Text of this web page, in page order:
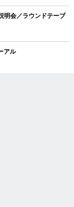
会／ラウンドテーブ
アル